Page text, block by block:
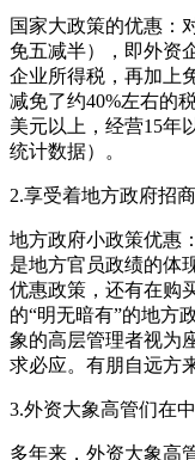
国家大政策的优惠：
免五减半），即外资
企业所得税，再加上
减免了约40%左右的
美元以上，经营15年
统计数据）。
2.享受着地方政府招
地方政府小政策优惠
是地方官员政绩的体
优惠政策，还有在购
的“明无暗有”的地方
象的高层管理者视为
求必应。有朋自远方
3.外资大象高管们在
多年来，外资大象高